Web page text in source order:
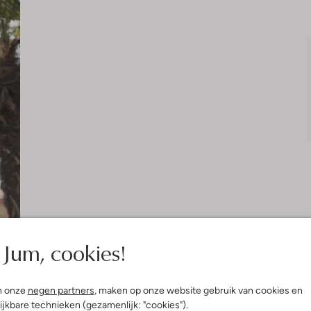
Jum, cookies!
onze negen partners, maken op onze website gebruik van cookies en
technieken (gezamenlijk: "cookies").